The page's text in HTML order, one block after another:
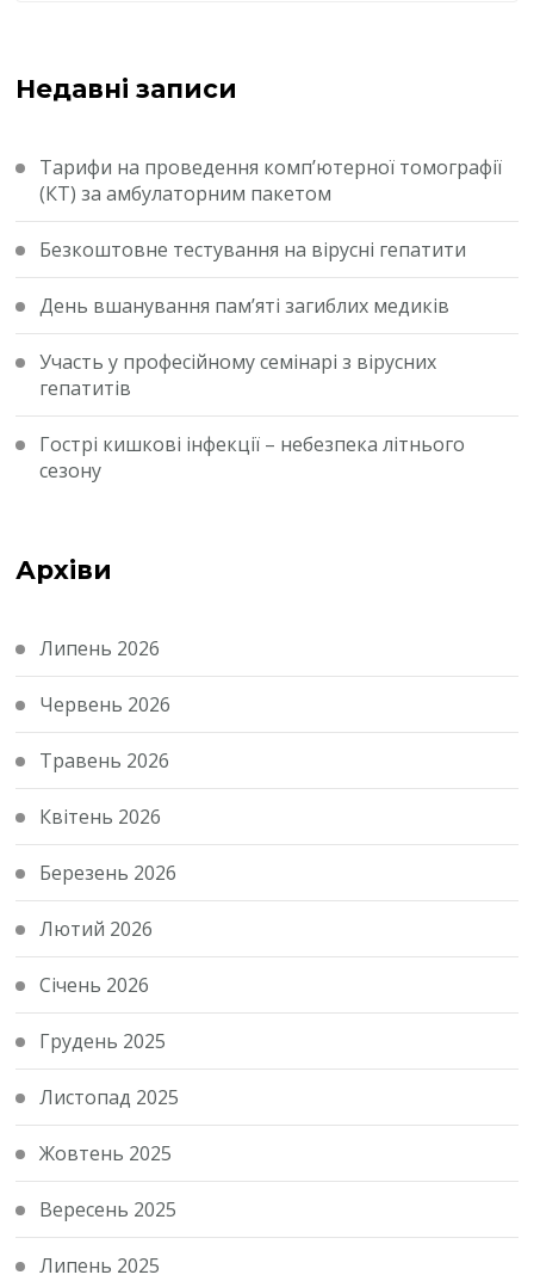
Недавні записи
Тарифи на проведення комп’ютерної томографії
(КТ) за амбулаторним пакетом
Безкоштовне тестування на вірусні гепатити
День вшанування пам’яті загиблих медиків
Участь у професійному семінарі з вірусних
гепатитів
Гострі кишкові інфекції – небезпека літнього
сезону
Архіви
Липень 2026
Червень 2026
Травень 2026
Квітень 2026
Березень 2026
Лютий 2026
Січень 2026
Грудень 2025
Листопад 2025
Жовтень 2025
Вересень 2025
Липень 2025